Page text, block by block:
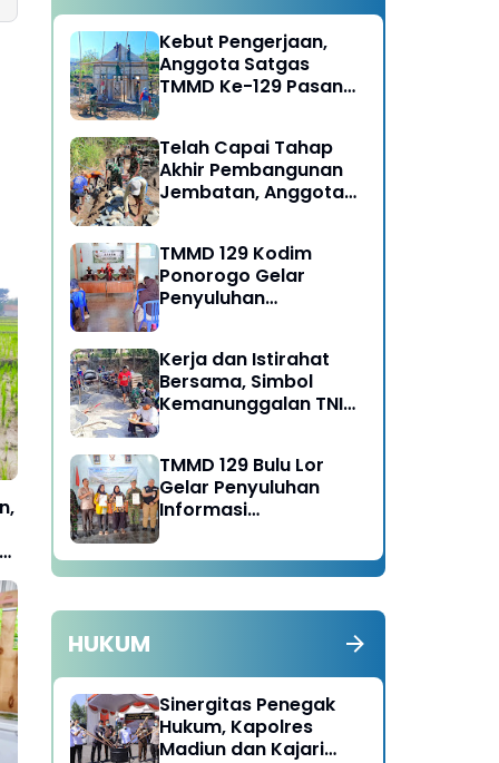
Kebut Pengerjaan,
Anggota Satgas
TMMD Ke-129 Pasang
RTLH
Telah Capai Tahap
Akhir Pembangunan
Jembatan, Anggota
Jalan
TMMD 129 Kodim
Ponorogo Gelar
Penyuluhan
Kerja dan Istirahat
Bersama, Simbol
Kemanunggalan TNI
TMMD 129 Bulu Lor
Gelar Penyuluhan
Informasi
Fasilitas NIB SERGAPP
HUKUM
Sinergitas Penegak
Hukum, Kapolres
Madiun dan Kajari